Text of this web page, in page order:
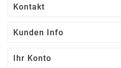
Kontakt
Kunden Info
Ihr Konto